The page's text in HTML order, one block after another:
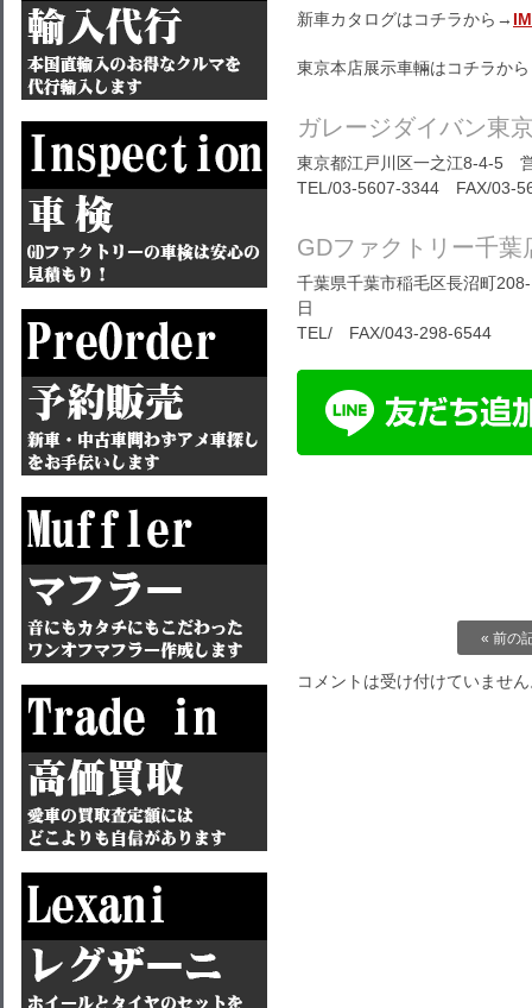
新車カタログはコチラから→
東京本店展示車輛はコチラか
ガレージダイバン東
東京都江戸川区一之江8-4-5
TEL/03-5607-3344 FAX/03-
GDファクトリー千葉
千葉県千葉市稲毛区長沼町
日
TEL/ FAX/043-298-6544
« 前の
コメントは受け付けていませ